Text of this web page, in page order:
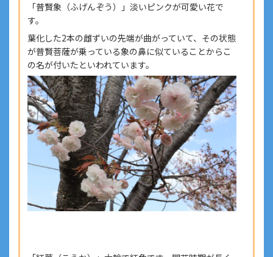
「普賢象（ふげんぞう）」淡いピンクが可愛い花で
す。
葉化した2本の雌ずいの先端が曲がっていて、その状態
が普賢菩薩が乗っている象の鼻に似ていることからこ
の名が付いたといわれています。